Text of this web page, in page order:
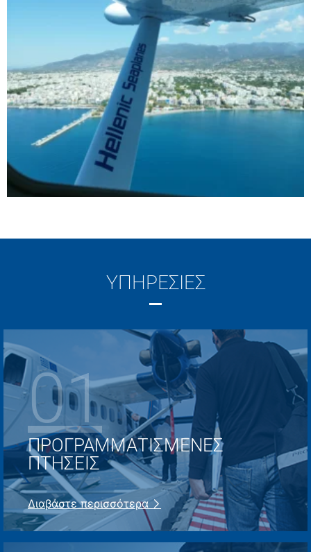
ΥΠΗΡΕΣΊΕΣ
01
ΠΡΟΓΡΑΜΜΑΤΙΣΜΈΝΕΣ
ΠΤΉΣΕΙΣ
Διαβάστε περισσότερα